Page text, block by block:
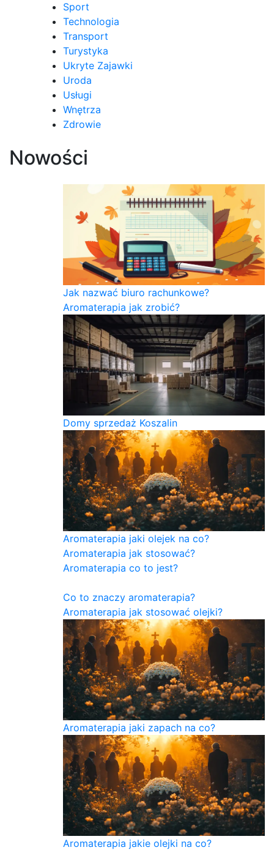
Sport
Technologia
Transport
Turystyka
Ukryte Zajawki
Uroda
Usługi
Wnętrza
Zdrowie
Nowości
Jak nazwać biuro rachunkowe?
Aromaterapia jak zrobić?
Domy sprzedaż Koszalin
Aromaterapia jaki olejek na co?
Aromaterapia jak stosować?
Aromaterapia co to jest?
Co to znaczy aromaterapia?
Aromaterapia jak stosować olejki?
Aromaterapia jaki zapach na co?
Aromaterapia jakie olejki na co?